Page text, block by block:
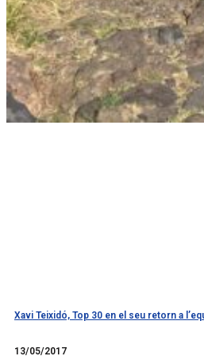
Xavi Teixidó, Top 30 en el seu retorn a
13/05/2017